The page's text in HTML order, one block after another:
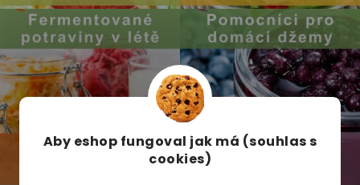
Aby eshop fungoval jak má (souhlas s
cookies)